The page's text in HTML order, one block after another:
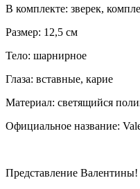
В комплекте: зверек,
Размер: 12,5 см
Тело: шарнирное
Глаза: вставные, карие
Материал: светящийся
Официальное название:
Представление Валентины!